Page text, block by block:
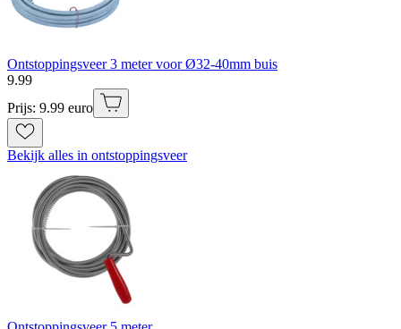
Ontstoppingsveer 3 meter voor Ø32-40mm buis
9.99
Prijs: 9.99 euro
Bekijk alles in ontstoppingsveer